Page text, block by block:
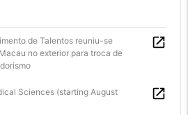
de Talentos reuniu-se
no exterior para troca de
Sciences (starting August